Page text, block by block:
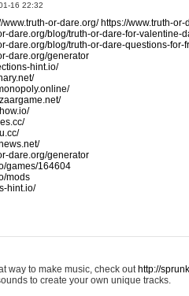
16 22:32
www.truth-or-dare.org/ https://www.truth-
dare.org/blog/truth-or-dare-for-valentine-
dare.org/blog/truth-or-dare-questions-for-
dare.org/generator
hint.io/
dare.org/generator
games/164604
mods
hint.io/
way to make music, check out http://
to create your own unique tracks.